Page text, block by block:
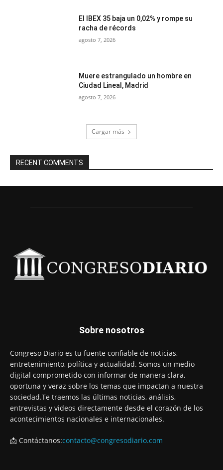
El IBEX 35 baja un 0,02% y rompe su
racha de récords
agosto 7, 2026
Muere estrangulado un hombre en
Ciudad Lineal, Madrid
agosto 7, 2026
Cargar más
RECENT COMMENTS
Sobre nosotros
Congreso Diario es tu fuente confiable de noticias,
entretenimiento, política y actualidad. Somos un medio
digital comprometido con informar de manera clara,
oportuna y veraz sobre los temas que impactan a nuestra
sociedad.Te traemos las últimas noticias, análisis,
entrevistas y videos directamente desde el corazón de los
acontecimientos nacionales e internacionales.
📩 Contáctanos:contacto@congresodiario.com